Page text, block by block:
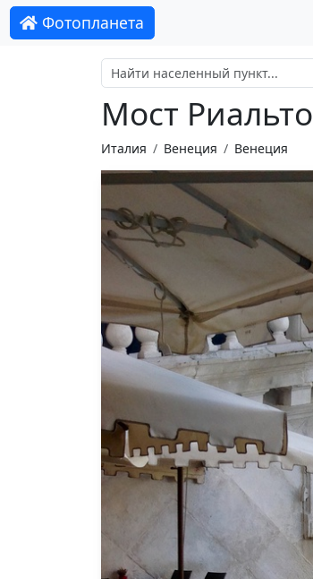
Фотопланета
Мост Риальто
Италия Венеция Венеция